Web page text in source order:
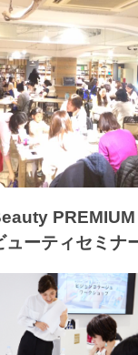
PREMIUM
ューティセミナ